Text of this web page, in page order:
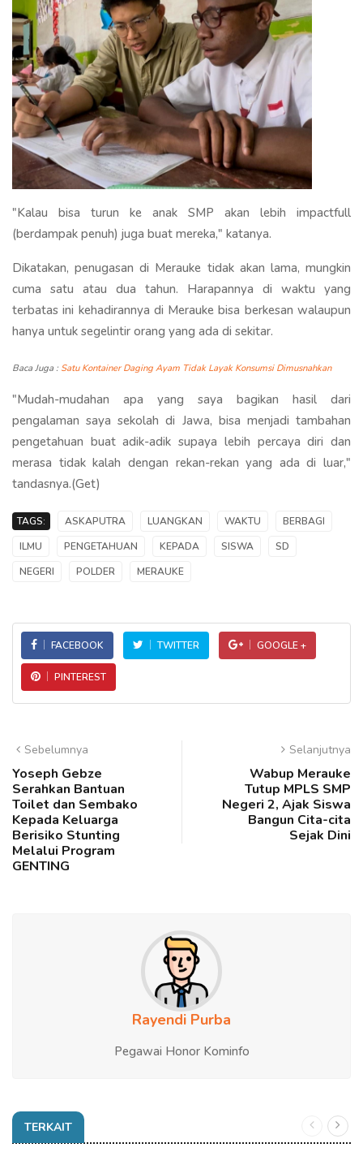
"Kalau bisa turun ke anak SMP akan lebih impactfull
(berdampak penuh) juga buat mereka," katanya.
Dikatakan, penugasan di Merauke tidak akan lama, mungkin
cuma satu atau dua tahun. Harapannya di waktu yang
terbatas ini kehadirannya di Merauke bisa berkesan walaupun
hanya untuk segelintir orang yang ada di sekitar.
Baca Juga : Satu Kontainer Daging Ayam Tidak Layak Konsumsi Dimusnahkan
"Mudah-mudahan apa yang saya bagikan hasil dari
pengalaman saya sekolah di Jawa, bisa menjadi tambahan
pengetahuan buat adik-adik supaya lebih percaya diri dan
merasa tidak kalah dengan rekan-rekan yang ada di luar,"
tandasnya.(Get)
TAGS: ASKAPUTRA LUANGKAN WAKTU
BERBAGI
ILMU
PENGETAHUAN KEPADA SISWA
SD
NEGERI
POLDER MERAUKE
FACEBOOK TWITTER GOOGLE +
PINTEREST
Sebelumnya
Yoseph Gebze
Serahkan Bantuan
Toilet dan Sembako
Kepada Keluarga
Berisiko Stunting
Melalui Program
GENTING
Selanjutnya
Wabup Merauke
Tutup MPLS SMP
Negeri 2, Ajak Siswa
Bangun Cita-cita
Sejak Dini
Rayendi Purba
Pegawai Honor Kominfo
TERKAIT